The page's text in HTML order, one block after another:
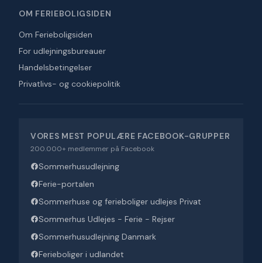
OM FERIEBOLIGSIDEN
Om Ferieboligsiden
For udlejningsbureauer
Handelsbetingelser
Privatlivs- og cookiepolitik
VORES MEST POPULÆRE FACEBOOK-GRUPPER
200.000+ medlemmer på Facebook
Sommerhusudlejning
Ferie-portalen
Sommerhuse og ferieboliger udlejes Privat
Sommerhus Udlejes - Ferie - Rejser
Sommerhusudlejning Danmark
Ferieboliger i udlandet